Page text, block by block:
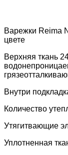
Варежки Reima
цвете
Верхняя ткань
Внутри
Количество
Утягитвающие
Уплотненная